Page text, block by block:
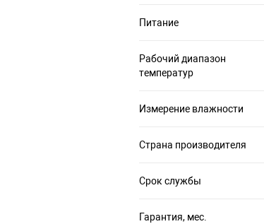
Питание
Рабочий диапазон
температур
Измерение влажности
Страна производителя
Срок службы
Гарантия, мес.